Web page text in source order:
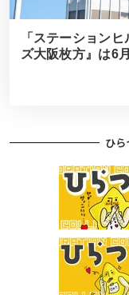
「ステーション
ズ大阪枚方』は6
ひ